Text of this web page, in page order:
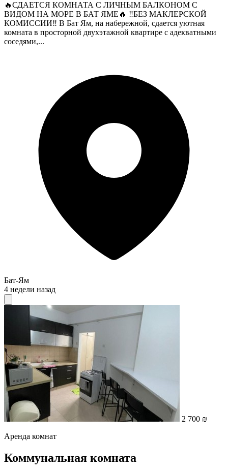
🔥СДАЕТСЯ КОМНАТА С ЛИЧНЫМ БАЛКОНОМ С
ВИДОМ НА МОРЕ В БАТ ЯМЕ🔥 ‼️БЕЗ МАКЛЕРСКОЙ
КОМИССИИ‼️ В Бат Ям, на набережной, сдается уютная
комната в просторной двухэтажной квартире с адекватными
соседями,...
Бат-Ям
4 недели назад
2 700 ₪
Аренда комнат
Коммунальная комната